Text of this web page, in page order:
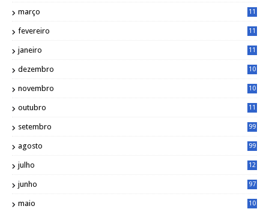
março
11
fevereiro
11
janeiro
11
dezembro
10
novembro
10
outubro
11
setembro 99
agosto 99
julho
12
junho 97
maio
10